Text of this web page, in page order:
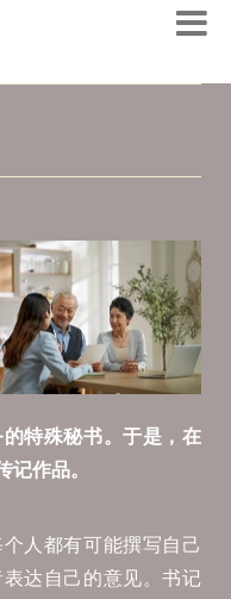
特殊秘书。于是，在
作品。
人都有可能撰写自己
达自己的意见。书记